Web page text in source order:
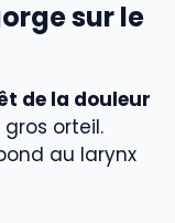
sur le
de la douleur
orteil.
au larynx